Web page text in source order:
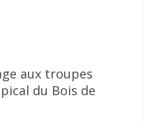
aux troupes
du Bois de